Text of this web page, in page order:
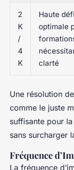
2
K
/
4
K
Haute
optimale
clarté
Une résolution
comme le juste
suffisante pour
sans surcharger
Fréquence
La fréquence